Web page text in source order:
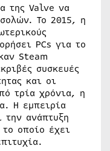
της Valve να
Το 2015, η
PCs για το
Steam
συσκευές
και οι
τρία χρόνια, η
Η εμπειρία
την ανάπτυξη
οποίο έχει